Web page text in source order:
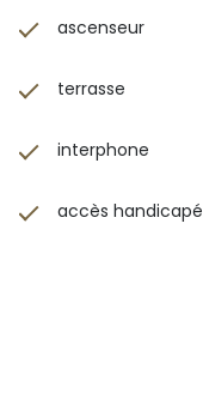
ascenseur
terrasse
interphone
accès handicapé